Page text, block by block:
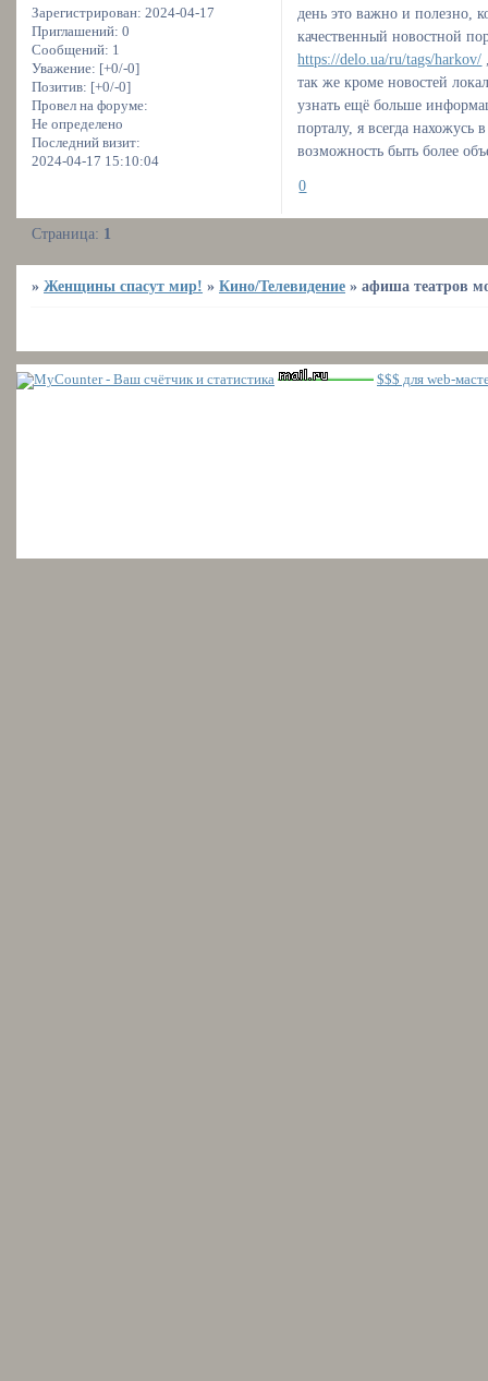
Зарегистрирован: 2024-04-17
Приглашений: 0
Сообщений: 1
Уважение: [+0/-0]
Позитив: [+0/-0]
Провел на форуме:
Не определено
Последний визит:
2024-04-17 15:10:04
день это важно и полезно,
качественный новостной
https://delo.ua/ru/tags/harkov/
так же кроме новостей
узнать ещё больше
порталу, я всегда
возможность быть более
0
Страница: 1
»Женщины спасут мир! »Кино/Телевидение »афиша театров
$$$ для web-